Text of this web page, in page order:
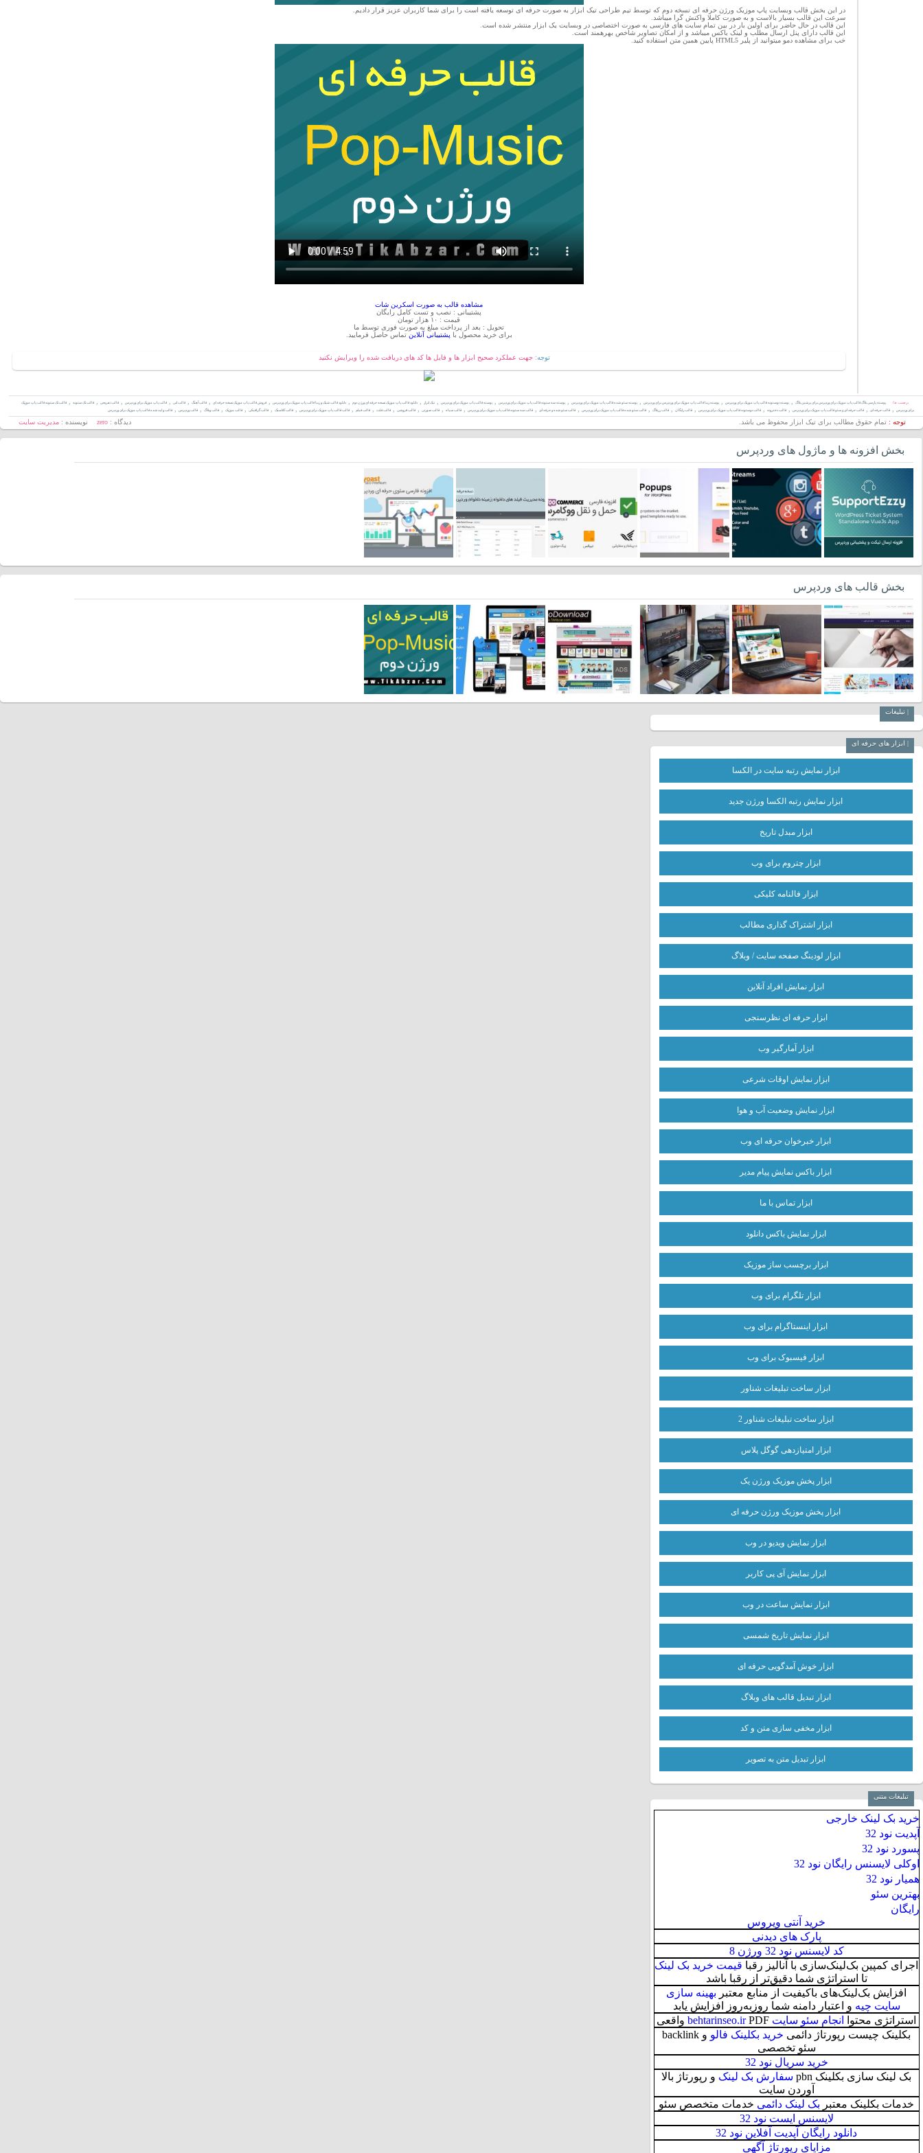
در این بخش قالب وبسایت پاپ موزیک ورژن حرفه ای نسخه دوم که توسط تیم طراحی تیک ابزار به صورت حرفه ای توسعه یافته است را برای شما کاربران عزیز قرار دادیم.
سرعت این قالب بسیار بالاست و به صورت کاملا واکنش گرا میباشد.
این قالب در حال حاضر برای اولین بار در بین تمام سایت های فارسی به صورت اختصاصی در وبسایت یک ابزار منتشر شده است.
این قالب دارای پنل ارسال مطلب و لینک باکس میباشد و از امکان تصاویر شاخص بهرهمند است.
خب برای مشاهده دمو میتوانید از پلیر HTML5 پایین همین متن استفاده کنید.
مشاهده قالب به صورت اسکرین شات
پشتیبانی : نصب و تست کامل رایگان
قیمت : ۱۰ هزار تومان
تحویل : بعد از پرداخت مبلغ به صورت فوری توسط ما
برای خرید محصول با پشتیبانی آنلاین تماس حاصل فرمایید.
توجه: جهت عملکرد صحیح ابزار ها و فایل ها کد های دریافت شده را ویرایش نکنید
برچسب ها : پوسته پارسی بلاگ قالب پاپ موزیک برای وردپرس برای پرشین بلاگ پوسته دوستونه قالب پاپ موزیک برای وردپرس پوسته زیبا قالب پاپ موزیک برای وردپرس برای وردپرس پوسته سئو شده قالب پاپ موزیک برای وردپرس پوسته سه ستونه قالب پاپ موزیک برای وردپرس پوسته قالب پاپ موزیک برای وردپرس تیک ابزار دانلود قالب پاپ موزیک نسخه حرفه ای ورژن دوم دانلود قالب شیک و زیبا قالب پاپ موزیک برای وردپرس فروش قالب پاپ موزیک نسخه حرفه ای قالب آهنگ قالب ابی قالب پاپ موزیک برای وردپرس قالب تفریحی قالب تک ستونه قالب تک ستونه قالب پاپ موزیک
برای وردپرس قالب حرفه ای قالب حرفه ای و سئو قالب پاپ موزیک برای وردپرس قالب دخترونه قالب دوستونه قالب پاپ موزیک برای وردپرس قالب رایگان قالب رزبلاگ قالب سئو شده قالب پاپ موزیک برای وردپرس قالب سئو شده و حرفه ای قالب سه ستونه قالب پاپ موزیک برای وردپرس قالب سیاه قالب صورتی قالب فروشی قالب فلت قالب فیلم قالب قالب پاپ موزیک برای وردپرس قالب کلاسیک قالب گرافیکی قالب موزیک قالب وبلاگ قالب وردپرس قالب ولید شده قالب پاپ موزیک برای وردپرس
توجه : تمام حقوق مطالب برای تیک ابزار محفوظ می باشد. نویسنده :مدیریت سایت دیدگاه :zero
بخش افزونه ها و ماژول های وردپرس
بخش قالب های وردپرس
| تبلیغات
| ابزار های حرفه ای
ابزار نمایش رتبه سایت در الکسا
ابزار نمایش رتبه الکسا ورژن جدید
ابزار مبدل تاریخ
ابزار چتروم برای وب
ابزار فالنامه کلیکی
ابزار اشتراک گذاری مطالب
ابزار لودینگ صفحه سایت / وبلاگ
ابزار نمایش افراد آنلاین
ابزار حرفه ای نظرسنجی
ابزار آمارگیر وب
ابزار نمایش اوقات شرعی
ابزار نمایش وضعیت آب و هوا
ابزار خبرخوان حرفه ای وب
ابزار باکس نمایش پیام مدیر
ابزار تماس با ما
ابزار نمایش باکس دانلود
ابزار برچسب ساز موزیک
ابزار تلگرام برای وب
ابزار اینستاگرام برای وب
ابزار فیسبوک برای وب
ابزار ساخت تبلیغات شناور
ابزار ساخت تبلیغات شناور 2
ابزار امتیازدهی گوگل پلاس
ابزار پخش موزیک ورژن یک
ابزار پخش موزیک ورژن حرفه ای
ابزار نمایش ویدیو در وب
ابزار نمایش آی پی کاربر
ابزار نمایش ساعت در وب
ابزار نمایش تاریخ شمسی
ابزار خوش آمدگویی حرفه ای
ابزار تبدیل قالب های وبلاگ
ابزار مخفی سازی متن و کد
ابزار تبدیل متن به تصویر
تبلیغات متنی
خرید بک لینک خارجی
آپدیت نود 32
پسورد نود 32
اوکلی لایسنس رایگان نود 32
همیار نود 32
بهترین سئو
رایگان
خرید آنتی ویروس
پارک های دیدنی
کد لایسنس نود 32 ورژن 8
اجرای کمپین بک‌لینک‌سازی با آنالیز رقبا قیمت خرید بک لینک
تا استراتژی شما دقیق‌تر از رقبا باشد
افزایش بک‌لینک‌های باکیفیت از منابع معتبر بهینه سازی
سایت چیه و اعتبار دامنه شما روزبه‌روز افزایش یابد
استراتژی محتوا
انجام سئو سایت behtarinseo.ir PDF واقعی
بکلینک چیست رپورتاژ دائمی خرید بکلینک فالو
و backlink
سئو تخصصی
خرید سریال نود 32
بک لینک سازی بکلینک pbn
سفارش بک لینک و رپورتاژ بالا
آوردن سایت
خدمات بکلینک معتبر بک لینک دائمی خدمات متخصص سئو
لایسنس ایست نود 32
دانلود رایگان آپدیت آفلاین نود 32
مزایای رپورتاژ آگهی